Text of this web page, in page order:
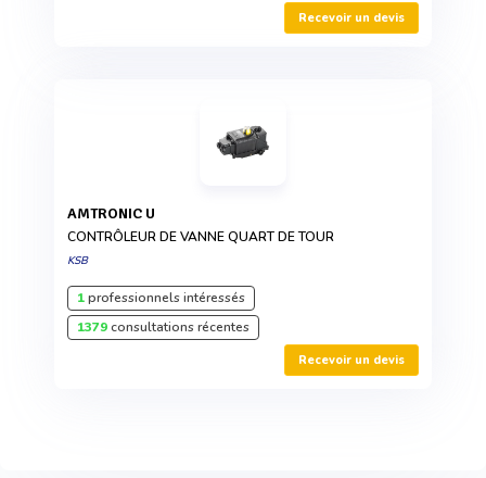
Recevoir un devis
AMTRONIC U
CONTRÔLEUR DE VANNE QUART DE TOUR
KSB
1professionnels intéressés
1379consultations récentes
Recevoir un devis